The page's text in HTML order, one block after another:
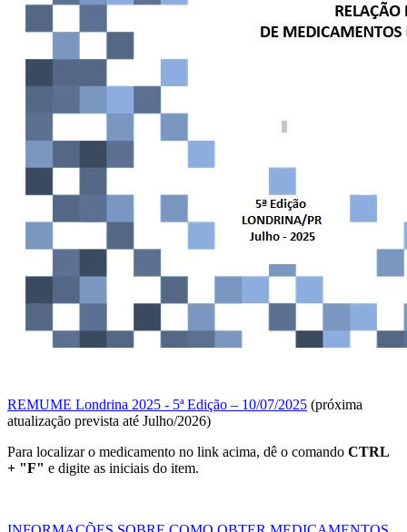
REMUME Londrina 2025 - 5ª Edição – 10/07/2025 (próxima
atualização prevista até Julho/2026)
Para localizar o medicamento no link acima, dê o comando CTRL
+ "F" e digite as iniciais do item.